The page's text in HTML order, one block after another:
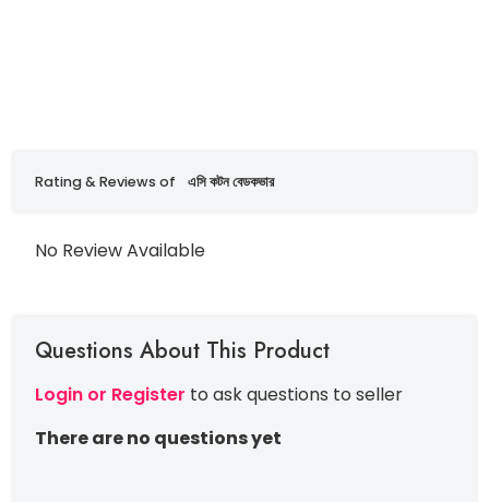
Rating & Reviews of এসি কটন বেডকভার
No Review Available
Questions About This Product
Login or Register to ask questions to seller
There are no questions yet